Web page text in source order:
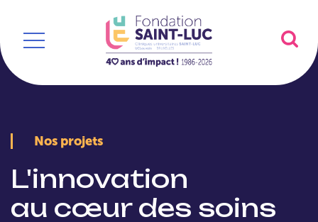
Nos projets
L'innovation
au cœur des soins